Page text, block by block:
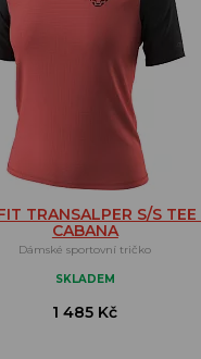
TRANSALPER S/S
CABANA
Dámské sportovní tričko
SKLADEM
1 485 Kč